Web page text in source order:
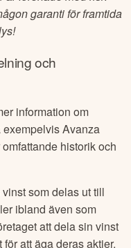
sikt eller handlar aktivt
På denna sida vill
dig mer om bolaget,
som vi själva gillar
är förenade med risk
garanti för framtida
och